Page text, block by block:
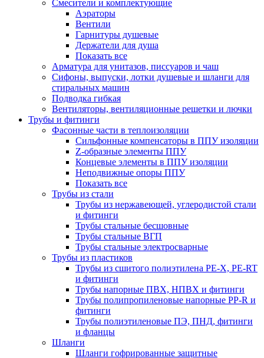
Смесители и комплектующие
Аэраторы
Вентили
Гарнитуры душевые
Держатели для душа
Показать все
Арматура для унитазов, писсуаров и чаш
Сифоны, выпуски, лотки душевые и шланги для
стиральных машин
Подводка гибкая
Вентиляторы, вентиляционные решетки и лючки
Трубы и фитинги
Фасонные части в теплоизоляции
Cильфонные компенсаторы в ППУ изоляции
Z-образные элементы ППУ
Концевые элементы в ППУ изоляции
Неподвижные опоры ППУ
Показать все
Трубы из стали
Трубы из нержавеющей, углеродистой стали
и фитинги
Трубы стальные бесшовные
Трубы стальные ВГП
Трубы стальные электросварные
Трубы из пластиков
Трубы из сшитого полиэтилена PE-X, PE-RT
и фитинги
Трубы напорные ПВХ, НПВХ и фитинги
Трубы полипропиленовые напорные PP-R и
фитинги
Трубы полиэтиленовые ПЭ, ПНД, фитинги
и фланцы
Шланги
Шланги гофрированные защитные